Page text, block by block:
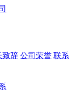
致辞 公司荣誉 联系